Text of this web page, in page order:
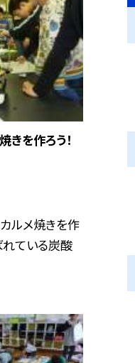
を作ろう！
ルメ焼きを作
れている炭酸